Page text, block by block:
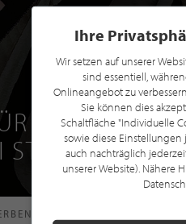
EINE GRATIS
STILPUNKTE®
Ihre
Wir setzen auf unserer
sind essentiell,
Onlineangebot zu
Sie können dies
Schaltfläche "Individuelle
sowie diese
auch nachträglich
unserer Website). Nähere